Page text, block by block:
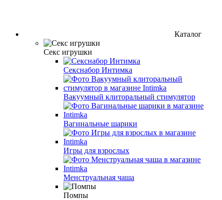
Каталог
Секс игрушки
Секснабор Интимка
Вакуумный клиторальный стимулятор
Вагинальные шарики
Игры для взрослых
Менструальная чаша
Помпы